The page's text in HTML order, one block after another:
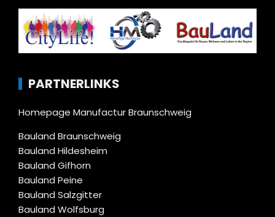
PARTNERLINKS
Homepage Manufactur Braunschweig
Bauland Braunschweig
Bauland Hildesheim
Bauland Gifhorn
Bauland Peine
Bauland Salzgitter
Bauland Wolfsburg